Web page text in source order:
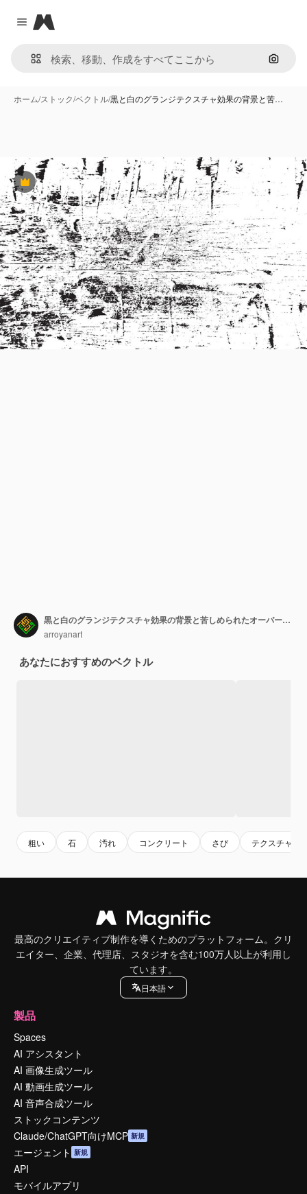
Close menu
Magnific
画像で
ホーム/ストック/ベクトル/黒と白のグランジテクスチャ効果の背景と苦…
Premium
黒と白のグランジテクスチャ効果の背景と苦しめられたオーバーレイラフテクスチャコンセプト
arroyanart
あなたにおすすめのベクトル
粗い 石 汚れ コンクリート さび テクスチャー
最高のクリエイティブ制作を導くためのプラットフォーム。クリ
エイター、企業、代理店、スタジオを含む100万人以上が利用し
ています。
日本語
製品
Spaces
AI アシスタント
AI 画像生成ツール
AI 動画生成ツール
AI 音声合成ツール
ストックコンテンツ
Claude/ChatGPT向けMCP 新規
エージェント 新規
API
モバイルアプリ